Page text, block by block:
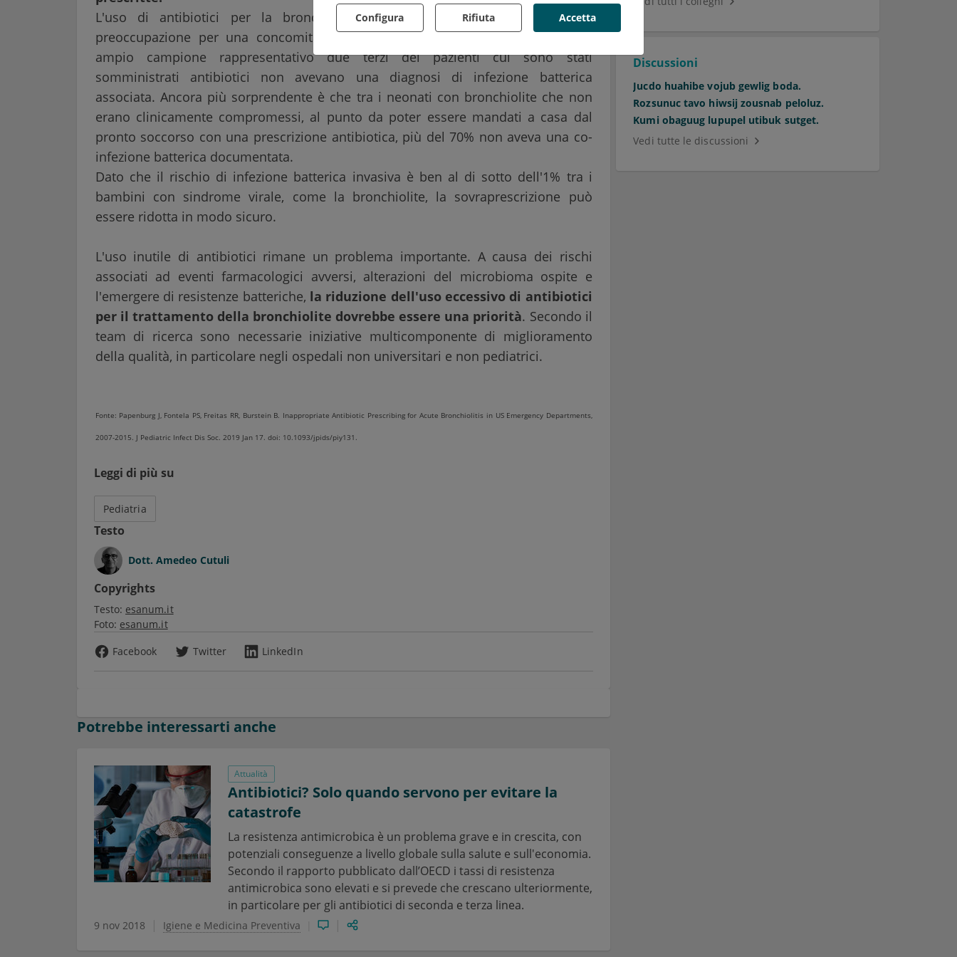
Configura Rifiuta Accetta
L'uso di antibiotici per la bronchiolite è presumibilmente motivato dalla
preoccupazione per una concomitante infezione batterica. Tuttavia, in questo
ampio campione rappresentativo due terzi dei pazienti cui sono stati
somministrati antibiotici non avevano una diagnosi di infezione batterica
associata. Ancora più sorprendente è che tra i neonati con bronchiolite che non
erano clinicamente compromessi, al punto da poter essere mandati a casa dal
pronto soccorso con una prescrizione antibiotica, più del 70% non aveva una co-
infezione batterica documentata.
Dato che il rischio di infezione batterica invasiva è ben al di sotto dell'1% tra i
bambini con sindrome virale, come la bronchiolite, la sovraprescrizione può
essere ridotta in modo sicuro.
L'uso inutile di antibiotici rimane un problema importante. A causa dei rischi
associati ad eventi farmacologici avversi, alterazioni del microbioma ospite e
l'emergere di resistenze batteriche, la riduzione dell'uso eccessivo di antibiotici
per il trattamento della bronchiolite dovrebbe essere una priorità. Secondo il
team di ricerca sono necessarie iniziative multicomponente di miglioramento
della qualità, in particolare negli ospedali non universitari e non pediatrici.
Fonte: Papenburg J, Fontela PS, Freitas RR, Burstein B. Inappropriate Antibiotic Prescribing for Acute Bronchiolitis in US Emergency Departments,
2007-2015. J Pediatric Infect Dis Soc. 2019 Jan 17. doi: 10.1093/jpids/piy131.
Leggi di più su
Pediatria
Testo
Dott. Amedeo Cutuli
Copyrights
Testo: esanum.it
Foto: esanum.it
Facebook
Twitter LinkedIn
Potrebbe interessarti anche
Attualità
Antibiotici? Solo quando servono per evitare la
catastrofe
La resistenza antimicrobica è un problema grave e in crescita, con
potenziali conseguenze a livello globale sulla salute e sull'economia.
Secondo il rapporto pubblicato dall’OECD i tassi di resistenza
antimicrobica sono elevati e si prevede che crescano ulteriormente,
in particolare per gli antibiotici di seconda e terza linea.
9 nov 2018 Igiene e Medicina Preventiva
Discussioni
Jucdo huahibe vojub gewlig boda.
Rozsunuc tavo hiwsij zousnab peloluz.
Kumi obaguug lupupel utibuk sutget.
Vedi tutte le discussioni